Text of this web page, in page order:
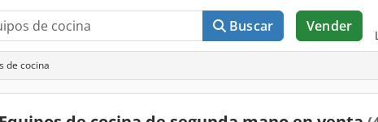
Buscar Vender
de cocina